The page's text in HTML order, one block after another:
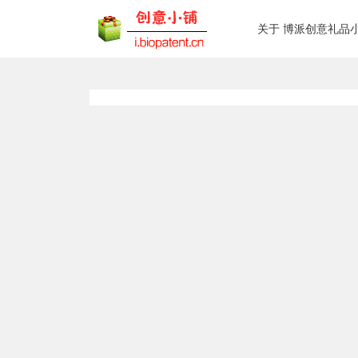
关于 博派创意礼品